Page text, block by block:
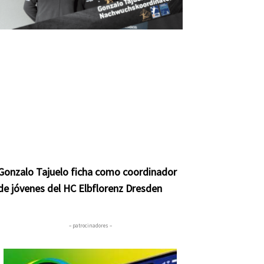
Tajuelo ficha como coordinador
jóvenes del HC Elbflorenz Dresden
– patrocinadores –